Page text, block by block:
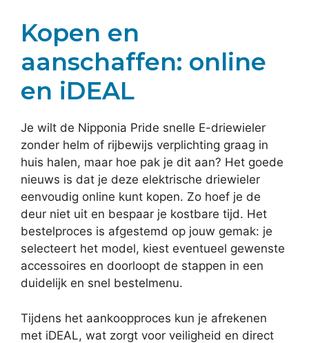
Kopen en
aanschaffen: online
en iDEAL
Je wilt de Nipponia Pride snelle E-driewieler
zonder helm of rijbewijs verplichting graag in
huis halen, maar hoe pak je dit aan? Het goede
nieuws is dat je deze elektrische driewieler
eenvoudig online kunt kopen. Zo hoef je de
deur niet uit en bespaar je kostbare tijd. Het
bestelproces is afgestemd op jouw gemak: je
selecteert het model, kiest eventueel gewenste
accessoires en doorloopt de stappen in een
duidelijk en snel bestelmenu.
Tijdens het aankoopproces kun je afrekenen
met iDEAL, wat zorgt voor veiligheid en direct